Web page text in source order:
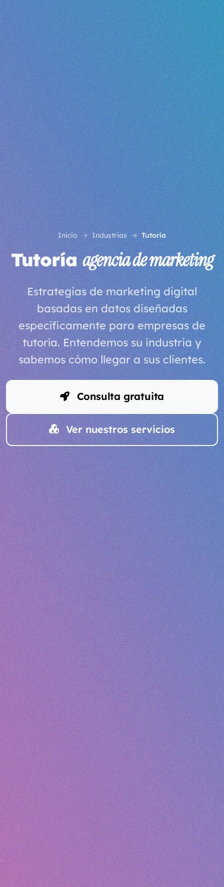
Inicio Industrias Tutoría
Tutoríaagencia de marketing
Estrategias de marketing digital
basadas en datos diseñadas
específicamente para empresas de
tutoría. Entendemos su industria y
sabemos cómo llegar a sus clientes.
Consulta gratuita
Ver nuestros servicios